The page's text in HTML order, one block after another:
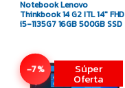
Notebook Lenovo
Thinkbook 14 G2 ITL 14″ FHD
i5-1135G7 16GB 500GB SSD
-7% Súper
Oferta